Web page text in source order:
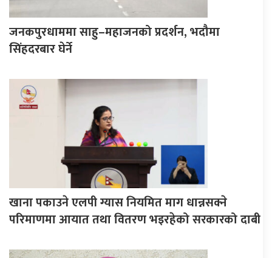
जनकपुरधाममा साहु–महाजनको प्रदर्शन, भदौमा
सिंहदरबार घेर्ने
खाना पकाउने एलपी ग्यास नियमित माग धान्नसक्ने
परिमाणमा आयात तथा वितरण भइरहेको सरकारको दाबी